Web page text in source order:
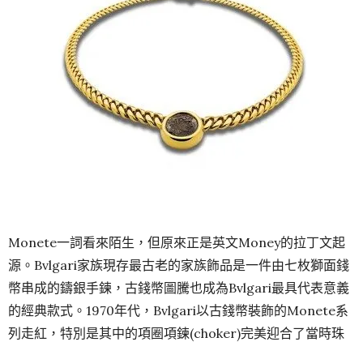
Monete一詞看來陌生，但原來正是英文Money的拉丁文起
源。Bvlgari家族現存最古老的家族飾品是一件由七枚獅面錢
幣串成的鑄銀手鍊，古錢幣圖騰也成為Bvlgari最具代表意義
的經典款式。1970年代，Bvlgari以古錢幣裝飾的Monete系
列走紅，特別是其中的項圈項鍊(choker)完美迎合了當時珠